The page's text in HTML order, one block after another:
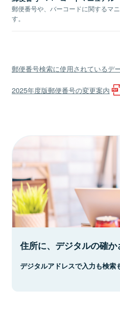
郵便番号や、バーコードに関するマ
す。
郵便番号検索に使用されているデ
2025年度版郵便番号の変更案内
住所に、デジタルの確か
デジタルアドレスで入力も検索